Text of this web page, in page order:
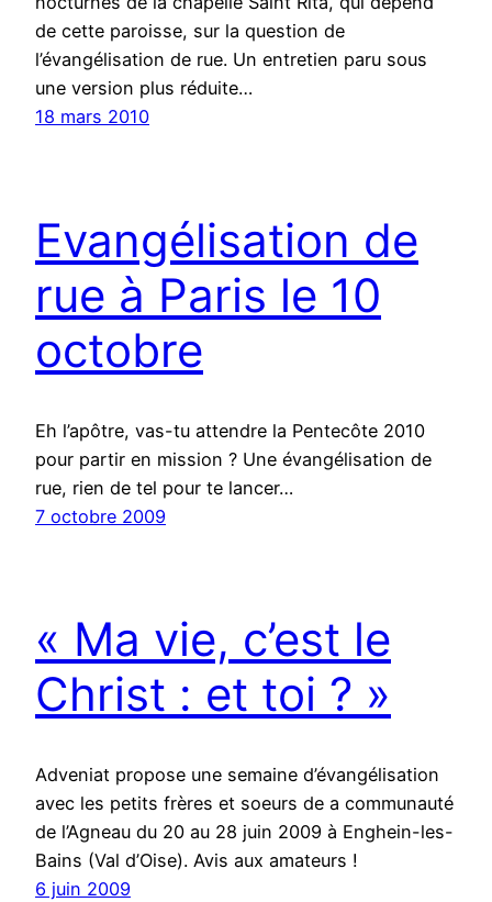
de cette paroisse, sur la question de
l’évangélisation de rue. Un entretien paru sous
une version plus réduite…
18 mars 2010
Evangélisation de
rue à Paris le 10
octobre
Eh l’apôtre, vas-tu attendre la Pentecôte 2010
pour partir en mission ? Une évangélisation de
rue, rien de tel pour te lancer…
7 octobre 2009
« Ma vie, c’est le
Christ : et toi ? »
Adveniat propose une semaine d’évangélisation
avec les petits frères et soeurs de a communauté
de l’Agneau du 20 au 28 juin 2009 à Enghein-les-
Bains (Val d’Oise). Avis aux amateurs !
6 juin 2009